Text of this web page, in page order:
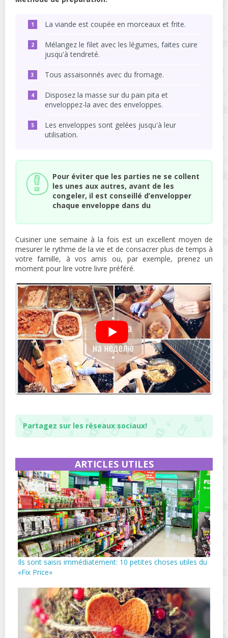
La viande est coupée en morceaux et frite.
Mélangez le filet avec les légumes, faites cuire
jusqu'à tendreté.
Tous assaisonnés avec du fromage.
Disposez la masse sur du pain pita et
enveloppez-la avec des enveloppes.
Les enveloppes sont gelées jusqu'à leur
utilisation.
Pour éviter que les parties ne se collent
les unes aux autres, avant de les
congeler, il est conseillé d’envelopper
chaque enveloppe dans du
Cuisiner une semaine à la fois est un excellent moyen de
mesurer le rythme de la vie et de consacrer plus de temps à
votre famille, à vos amis ou, par exemple, prenez un
moment pour lire votre livre préféré.
Partagez sur les réseaux sociaux!
ARTICLES UTILES
Ils sont saisis immédiatement: 10 petites choses utiles du
«Fix Price»